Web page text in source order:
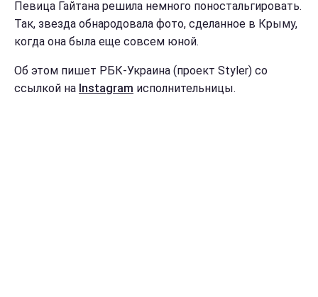
Певица Гайтана решила немного поностальгировать.
Так, звезда обнародовала фото, сделанное в Крыму,
когда она была еще совсем юной.
Об этом пишет РБК-Украина (проект Styler) со
ссылкой на Instagram исполнительницы.